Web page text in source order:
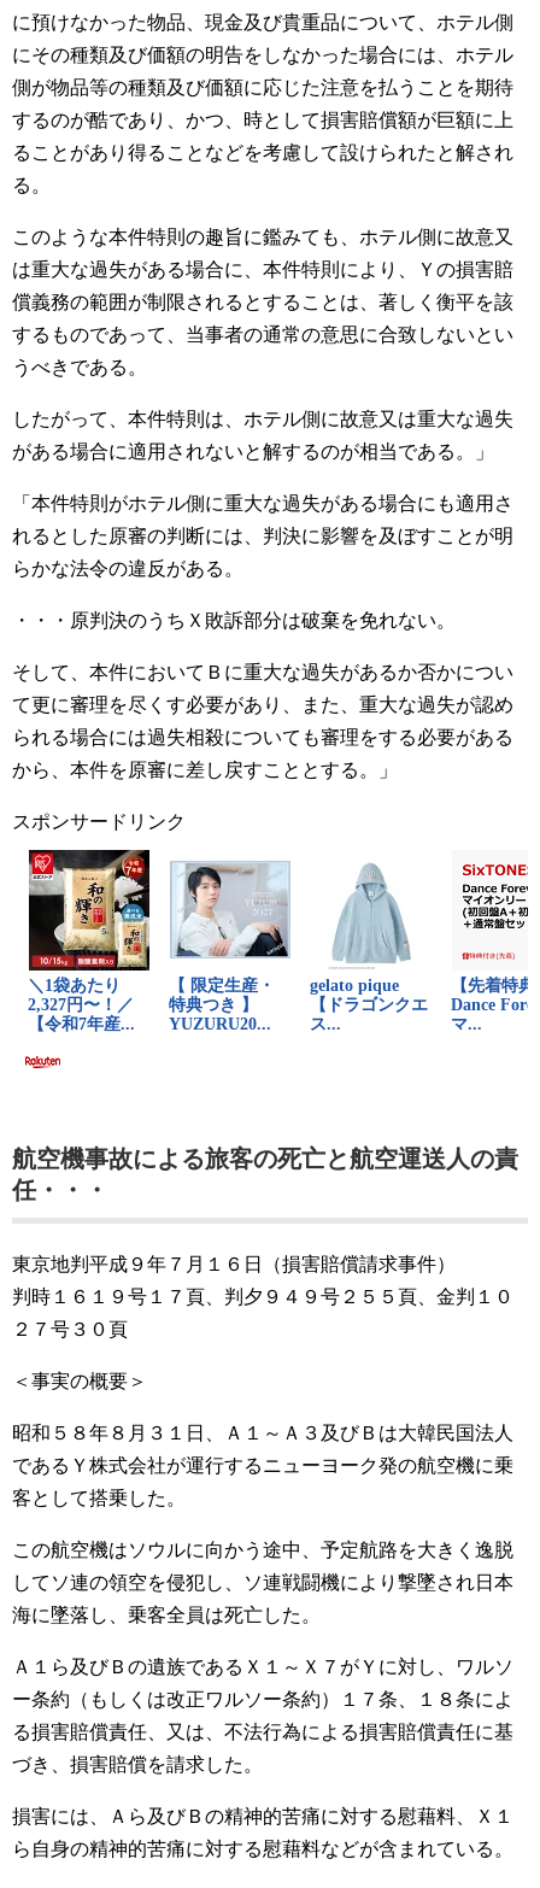
に預けなかった物品、現金及び貴重品について、ホテル側
にその種類及び価額の明告をしなかった場合には、ホテル
側が物品等の種類及び価額に応じた注意を払うことを期待
するのが酷であり、かつ、時として損害賠償額が巨額に上
ることがあり得ることなどを考慮して設けられたと解され
る。
このような本件特則の趣旨に鑑みても、ホテル側に故意又
は重大な過失がある場合に、本件特則により、Ｙの損害賠
償義務の範囲が制限されるとすることは、著しく衡平を該
するものであって、当事者の通常の意思に合致しないとい
うべきである。
したがって、本件特則は、ホテル側に故意又は重大な過失
がある場合に適用されないと解するのが相当である。」
「本件特則がホテル側に重大な過失がある場合にも適用さ
れるとした原審の判断には、判決に影響を及ぼすことが明
らかな法令の違反がある。
・・・原判決のうちＸ敗訴部分は破棄を免れない。
そして、本件においてＢに重大な過失があるか否かについ
て更に審理を尽くす必要があり、また、重大な過失が認め
られる場合には過失相殺についても審理をする必要がある
から、本件を原審に差し戻すこととする。」
スポンサードリンク
航空機事故による旅客の死亡と航空運送人の責
任・・・
東京地判平成９年７月１６日（損害賠償請求事件）
判時１６１９号１７頁、判夕９４９号２５５頁、金判１０
２７号３０頁
＜事実の概要＞
昭和５８年８月３１日、Ａ１～Ａ３及びＢは大韓民国法人
であるＹ株式会社が運行するニューヨーク発の航空機に乗
客として搭乗した。
この航空機はソウルに向かう途中、予定航路を大きく逸脱
してソ連の領空を侵犯し、ソ連戦闘機により撃墜され日本
海に墜落し、乗客全員は死亡した。
Ａ１ら及びＢの遺族であるＸ１～Ｘ７がＹに対し、ワルソ
ー条約（もしくは改正ワルソー条約）１７条、１８条によ
る損害賠償責任、又は、不法行為による損害賠償責任に基
づき、損害賠償を請求した。
損害には、Ａら及びＢの精神的苦痛に対する慰藉料、Ｘ１
ら自身の精神的苦痛に対する慰藉料などが含まれている。